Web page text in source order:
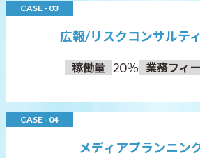
CASE - 03
広報/リスクコンサルテ
稼働量 20％ 業務フィー
CASE - 04
メディアプランニン